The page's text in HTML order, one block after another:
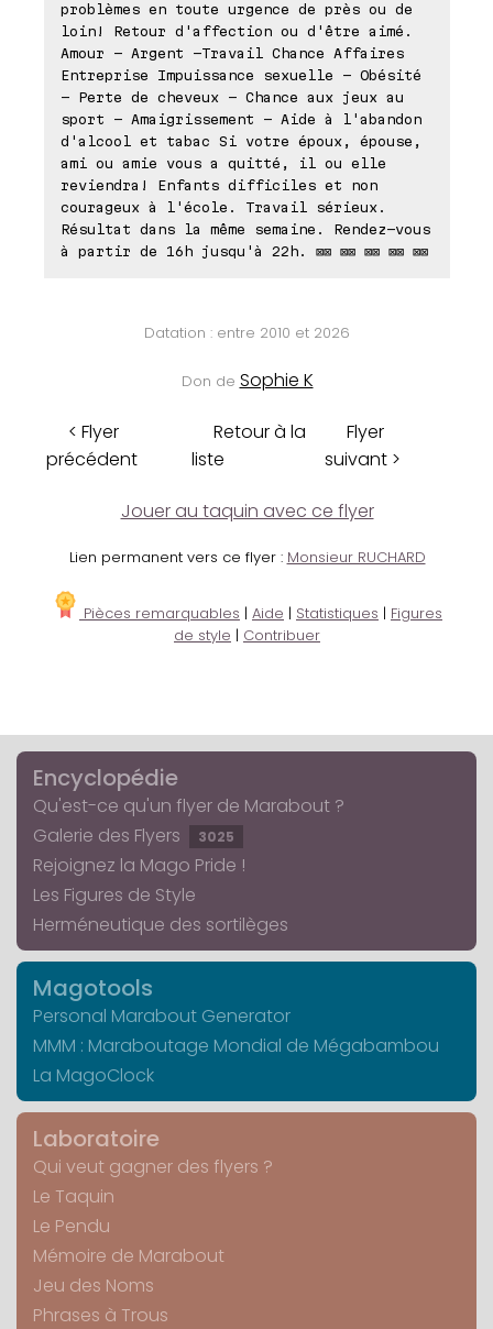
problèmes en toute urgence de près ou de
loin! Retour d'affection ou d'être aimé.
Amour - Argent -Travail Chance Affaires
Entreprise Impuissance sexuelle - Obésité
- Perte de cheveux - Chance aux jeux au
sport - Amaigrissement - Aide à l'abandon
d'alcool et tabac Si votre époux, épouse,
ami ou amie vous a quitté, il ou elle
reviendra! Enfants difficiles et non
courageux à l'école. Travail sérieux.
Résultat dans la même semaine. Rendez-vous
à partir de 16h jusqu'à 22h. ⊠⊠ ⊠⊠ ⊠⊠ ⊠⊠ ⊠⊠
Datation : entre 2010 et 2026
Don de Sophie K
< Flyer
précédent
Retour à la
liste
Flyer
suivant >
Jouer au taquin avec ce flyer
Lien permanent vers ce flyer : Monsieur RUCHARD
Pièces remarquables | Aide | Statistiques | Figures
de style | Contribuer
Encyclopédie
Qu'est-ce qu'un flyer de Marabout ?
Galerie des Flyers
3025
Rejoignez la Mago Pride !
Les Figures de Style
Herméneutique des sortilèges
Magotools
Personal Marabout Generator
MMM : Maraboutage Mondial de Mégabambou
La MagoClock
Laboratoire
Qui veut gagner des flyers ?
Le Taquin
Le Pendu
Mémoire de Marabout
Jeu des Noms
Phrases à Trous